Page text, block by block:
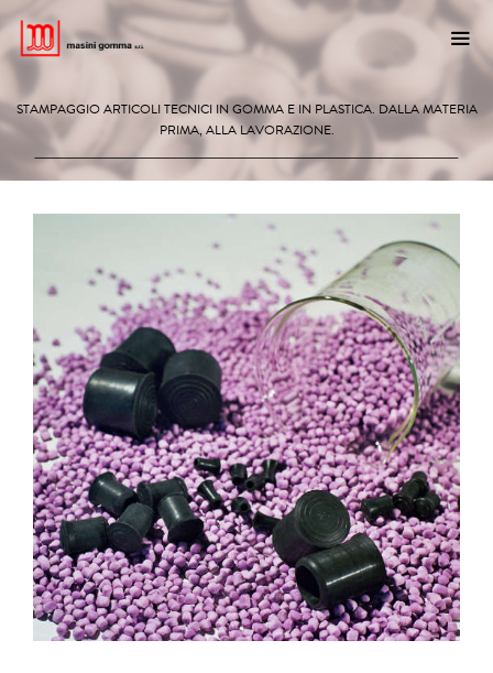
Vai
al
contenuto
STAMPAGGIO ARTICOLI TECNICI IN GOMMA E IN PLASTICA. DALLA MATERIA
PRIMA, ALLA LAVORAZIONE.